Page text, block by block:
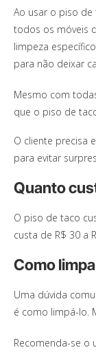
Ao usar o piso
todos os móveis
limpeza
para não deixar
Mesmo com
que o piso de
O cliente precisa
para evitar
Quanto
O piso de taco
custa de R$ 30 a
Como
Uma dúvida
é como limpá-lo.
Recomenda-se o